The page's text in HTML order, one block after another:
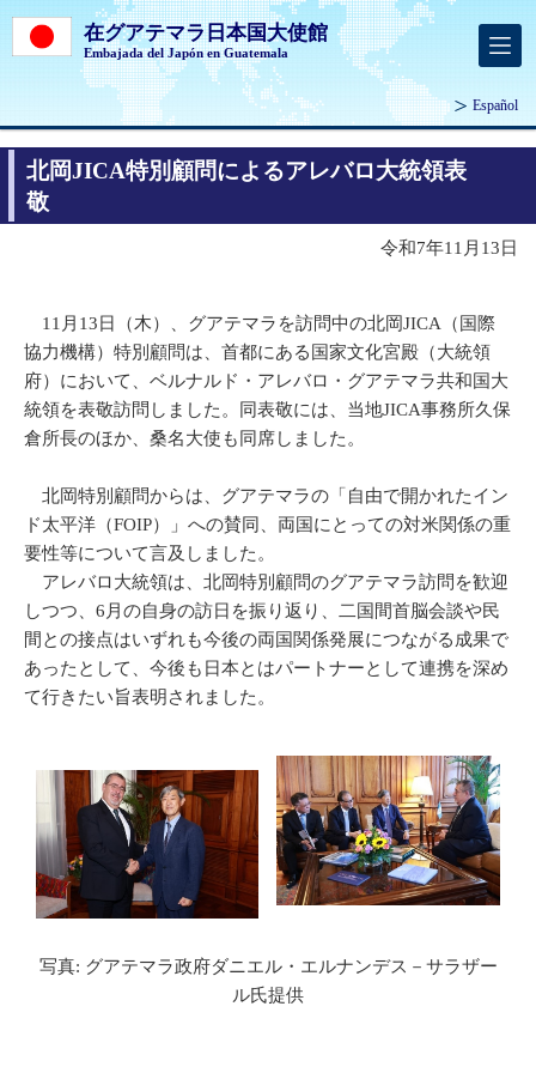
在グアテマラ日本国大使館
Embajada del Japón en Guatemala
Español
北岡JICA特別顧問によるアレバロ大統領表
敬
令和7年11月13日
11月13日（木）、グアテマラを訪問中の北岡JICA（国際
協力機構）特別顧問は、首都にある国家文化宮殿（大統領
府）において、ベルナルド・アレバロ・グアテマラ共和国大
統領を表敬訪問しました。同表敬には、当地JICA事務所久保
倉所長のほか、桑名大使も同席しました。
北岡特別顧問からは、グアテマラの「自由で開かれたイン
ド太平洋（FOIP）」への賛同、両国にとっての対米関係の重
要性等について言及しました。
アレバロ大統領は、北岡特別顧問のグアテマラ訪問を歓迎
しつつ、6月の自身の訪日を振り返り、二国間首脳会談や民
間との接点はいずれも今後の両国関係発展につながる成果で
あったとして、今後も日本とはパートナーとして連携を深め
て行きたい旨表明されました。
写真: グアテマラ政府ダニエル・エルナンデス－サラザー
ル氏提供